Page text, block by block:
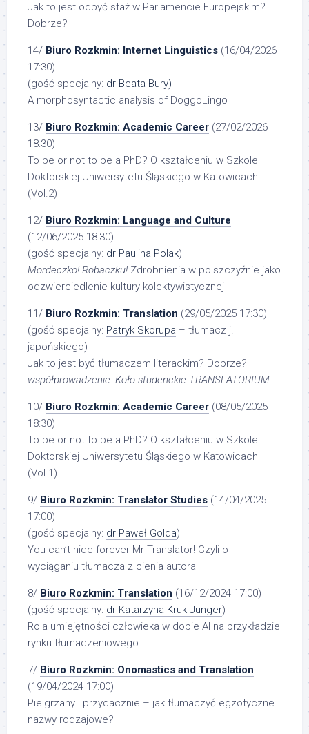
Jak to jest odbyć staż w Parlamencie Europejskim?
Dobrze?
14/ Biuro Rozkmin: Internet Linguistics (16/04/2026
17:30)
(gość specjalny: dr Beata Bury)
A morphosyntactic analysis of DoggoLingo
13/ Biuro Rozkmin: Academic Career (27/02/2026
18:30)
To be or not to be a PhD? O kształceniu w Szkole
Doktorskiej Uniwersytetu Śląskiego w Katowicach
(Vol.2)
12/ Biuro Rozkmin: Language and Culture
(12/06/2025 18:30)
(gość specjalny: dr Paulina Polak)
Mordeczko! Robaczku! Zdrobnienia w polszczyźnie jako
odzwierciedlenie kultury kolektywistycznej
11/ Biuro Rozkmin: Translation (29/05/2025 17:30)
(gość specjalny: Patryk Skorupa – tłumacz j.
japońskiego)
Jak to jest być tłumaczem literackim? Dobrze?
współprowadzenie: Koło studenckie TRANSLATORIUM
10/ Biuro Rozkmin: Academic Career (08/05/2025
18:30)
To be or not to be a PhD? O kształceniu w Szkole
Doktorskiej Uniwersytetu Śląskiego w Katowicach
(Vol.1)
9/ Biuro Rozkmin: Translator Studies (14/04/2025
17:00)
(gość specjalny: dr Paweł Golda)
You can’t hide forever Mr Translator! Czyli o
wyciąganiu tłumacza z cienia autora
8/ Biuro Rozkmin: Translation (16/12/2024 17:00)
(gość specjalny: dr Katarzyna Kruk-Junger)
Rola umiejętności człowieka w dobie AI na przykładzie
rynku tłumaczeniowego
7/ Biuro Rozkmin: Onomastics and Translation
(19/04/2024 17:00)
Pielgrzany i przydacznie – jak tłumaczyć egzotyczne
nazwy rodzajowe?